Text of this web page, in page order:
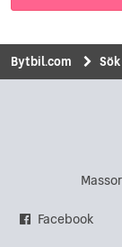
Bytbil.com
Facebook